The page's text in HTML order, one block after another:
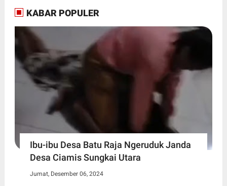
KABAR POPULER
Ibu-ibu Desa Batu Raja Ngeruduk Janda
Desa Ciamis Sungkai Utara
Jumat, Desember 06, 2024